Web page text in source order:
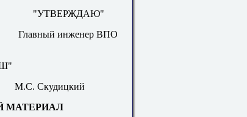
"УТВЕРЖДАЮ"
Главный инженер ВПО
М.С. Скудицкий
МАТЕРИАЛ